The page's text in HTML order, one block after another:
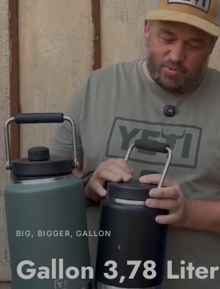
BIG, BIGGER, GALLON
Gallon 3,78 Liter